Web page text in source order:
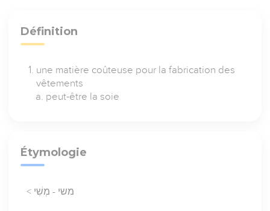
Définition
une matière coûteuse pour la fabrication des
vêtements
peut-être la soie
Étymologie
< משי - מְשִׁי